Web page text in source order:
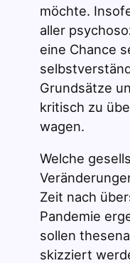
möchte.
aller
eine Chance
Grundsätze
kritisch zu
wagen.
Welche
Zeit nach
Pandemie
sollen
skizziert